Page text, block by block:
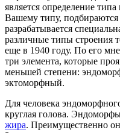
является определение
Вашему типу,
разрабатывается
различные типы строения
еще в 1940 году. По его
три элемента, которые
меньшей степени:
эктоморфный.
Для человека
круглая голова.
жира. Преимущественно он